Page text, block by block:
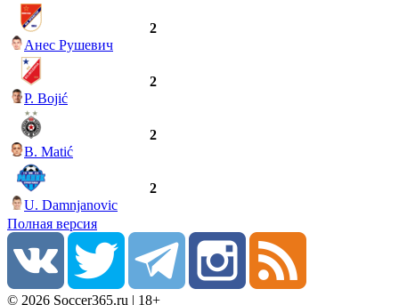
Анес Рушевич
2
P. Bojić
2
B. Matić
2
U. Damnjanovic
2
Полная версия
© 2026 Soccer365.ru | 18+